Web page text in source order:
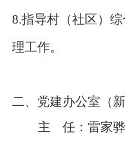
8.指导村（社区）
理工作。
二、党建办公室（
主
任： 雷家骅